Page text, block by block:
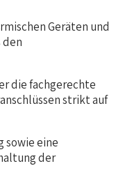
Geräten und
die fachgerechte
strikt auf
sowie eine
der